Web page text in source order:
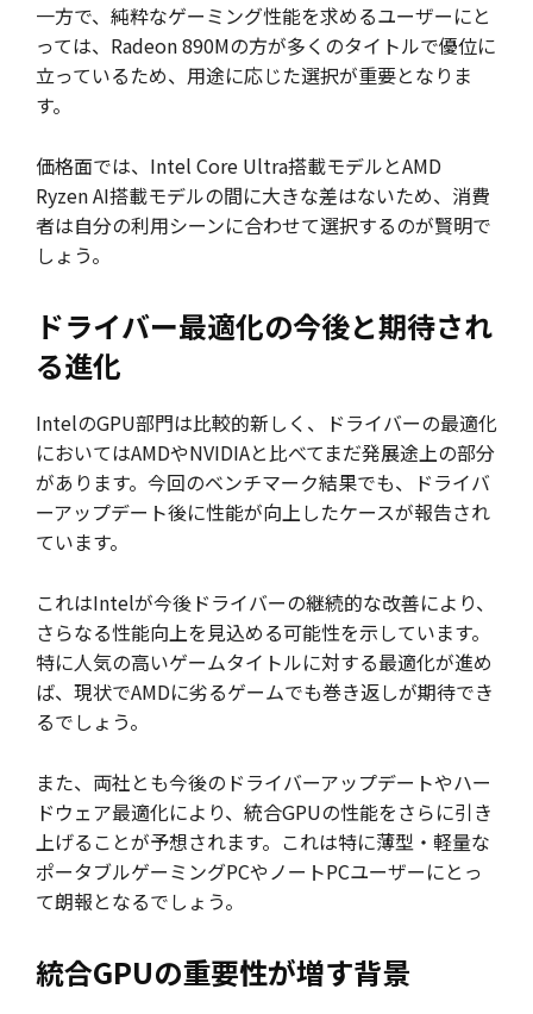
一方で、純粋なゲーミング性能を求めるユーザーにと
っては、Radeon 890Mの方が多くのタイトルで優位に
立っているため、用途に応じた選択が重要となりま
す。
価格面では、Intel Core Ultra搭載モデルとAMD
Ryzen AI搭載モデルの間に大きな差はないため、消費
者は自分の利用シーンに合わせて選択するのが賢明で
しょう。
ドライバー最適化の今後と期待され
る進化
IntelのGPU部門は比較的新しく、ドライバーの最適化
においてはAMDやNVIDIAと比べてまだ発展途上の部分
があります。今回のベンチマーク結果でも、ドライバ
ーアップデート後に性能が向上したケースが報告され
ています。
これはIntelが今後ドライバーの継続的な改善により、
さらなる性能向上を見込める可能性を示しています。
特に人気の高いゲームタイトルに対する最適化が進め
ば、現状でAMDに劣るゲームでも巻き返しが期待でき
るでしょう。
また、両社とも今後のドライバーアップデートやハー
ドウェア最適化により、統合GPUの性能をさらに引き
上げることが予想されます。これは特に薄型・軽量な
ポータブルゲーミングPCやノートPCユーザーにとっ
て朗報となるでしょう。
統合GPUの重要性が増す背景